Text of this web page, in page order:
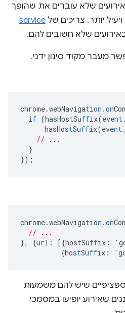
שלא עוברים את שהופך
יותר. צריכים של service
שלא חשובים להם.
מעבר מקוד סינון ידני.
chrome.webNavigation .on
if (hasHostSuffix(event
hasHostSuffix(event
// ...
}
});
chrome.webNavigation .on
// ...
},
{url : [{hostSuffix :
{hostSuffix :
ספציפיים שיש להם משמעות
שאירוע יופיעו במסמכי